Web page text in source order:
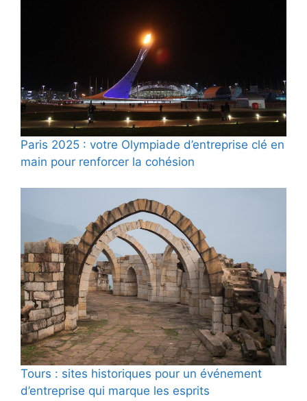
Paris 2025 : votre Olympiade d’entreprise clé en
main pour renforcer la cohésion
Tours : sites historiques pour un événement
d’entreprise qui marque les esprits